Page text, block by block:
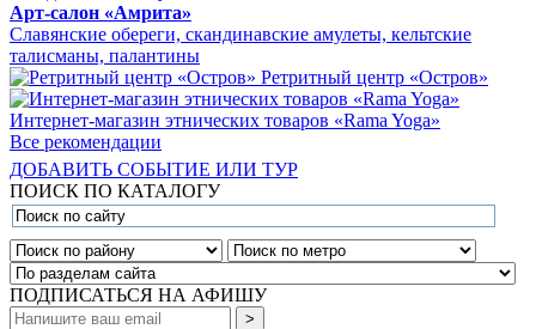
Арт-салон «Амрита»
Славянские обереги, скандинавские амулеты, кельтские
талисманы, палантины
Ретритный центр «Остров»
Интернет-магазин этнических товаров «Rama Yoga»
Все рекомендации
ДОБАВИТЬ СОБЫТИЕ ИЛИ ТУР
ПОИСК ПО КАТАЛОГУ
ПОДПИСАТЬСЯ НА АФИШУ